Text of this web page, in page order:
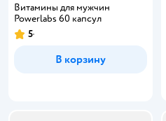
Витамины для мужчин
Powerlabs 60 капсул
Рейтинг:
5
В корзину